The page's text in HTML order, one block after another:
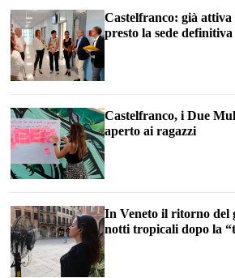
Castelfranco: già
presto la sede definitiva
Castelfranco, i Due
aperto ai ragazzi
In Veneto il ritorno del
notti tropicali dopo la